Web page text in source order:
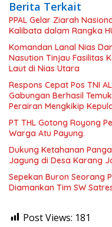
Berita Terkait
PPAL Gelar Ziarah
Kalibata dalam Rangka
Komandan Lanal Nias
Nasution Tinjau Fasilitas
Laut di Nias Utara
Respons Cepat Pos TNI
Gabungan Berhasil
Perairan Mengkikip
PT THL Gotong Royong
Warga Atu Payung.
Dukung Ketahanan
Jagung di Desa Karang
Sepekan Buron Seorang
Diamankan Tim SW
Post Views: 181